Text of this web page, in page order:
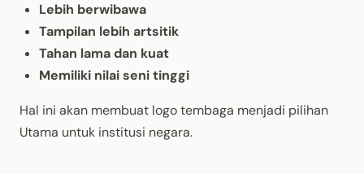
Lebih berwibawa
Tampilan lebih artsitik
Tahan lama dan kuat
Memiliki nilai seni tinggi
Hal ini akan membuat logo tembaga menjadi pilihan
Utama untuk institusi negara.